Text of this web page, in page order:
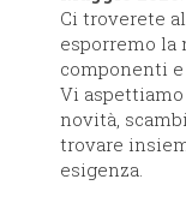
Ci troverete
esporremo la
componenti
Vi
novità,
trovare
esigenza.